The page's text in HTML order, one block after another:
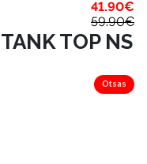
41.90€
59.90€
TOP NS
Otsas